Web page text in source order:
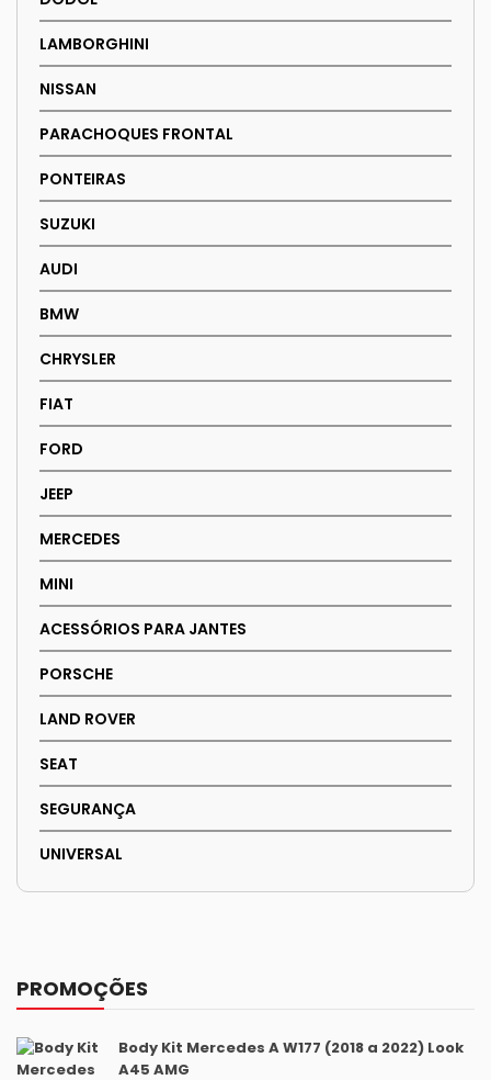
LAMBORGHINI
NISSAN
PARACHOQUES FRONTAL
PONTEIRAS
SUZUKI
AUDI
BMW
CHRYSLER
FIAT
FORD
JEEP
MERCEDES
MINI
ACESSÓRIOS PARA JANTES
PORSCHE
LAND ROVER
SEAT
SEGURANÇA
UNIVERSAL
PROMOÇÕES
Body Kit Mercedes A W177 (2018 a 2022) Look
A45 AMG